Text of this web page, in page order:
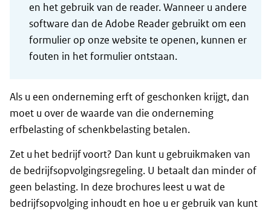
en het gebruik van de reader. Wanneer u andere
software dan de Adobe Reader gebruikt om een
formulier op onze website te openen, kunnen er
fouten in het formulier ontstaan.
Als u een onderneming erft of geschonken krijgt, dan
moet u over de waarde van die onderneming
erfbelasting of schenkbelasting betalen.
Zet u het bedrijf voort? Dan kunt u gebruikmaken van
de bedrijfsopvolgingsregeling. U betaalt dan minder of
geen belasting. In deze brochures leest u wat de
bedrijfsopvolging inhoudt en hoe u er gebruik van kunt